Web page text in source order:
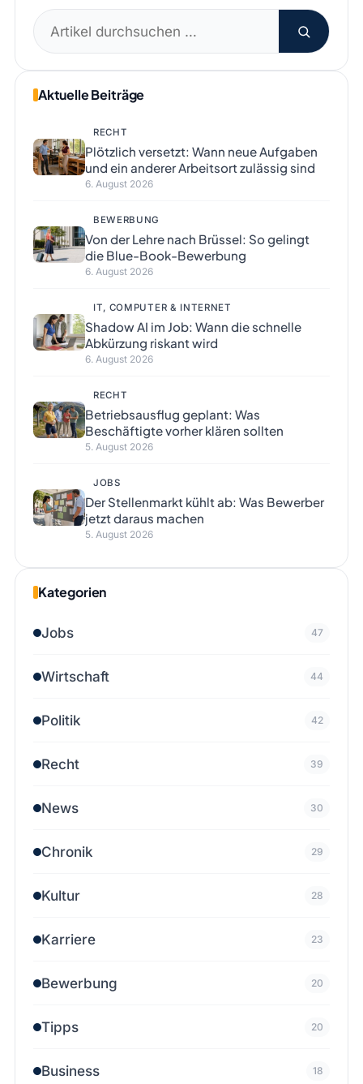
Suchen
nach:
Aktuelle Beiträge
RECHT
Plötzlich versetzt: Wann neue Aufgaben
und ein anderer Arbeitsort zulässig sind
6. August 2026
BEWERBUNG
Von der Lehre nach Brüssel: So gelingt
die Blue-Book-Bewerbung
6. August 2026
IT, COMPUTER & INTERNET
Shadow AI im Job: Wann die schnelle
Abkürzung riskant wird
6. August 2026
RECHT
Betriebsausflug geplant: Was
Beschäftigte vorher klären sollten
5. August 2026
JOBS
Der Stellenmarkt kühlt ab: Was Bewerber
jetzt daraus machen
5. August 2026
Kategorien
Jobs 47
Wirtschaft 44
Politik 42
Recht 39
News 30
Chronik 29
Kultur 28
Karriere 23
Bewerbung 20
Tipps 20
Business 18